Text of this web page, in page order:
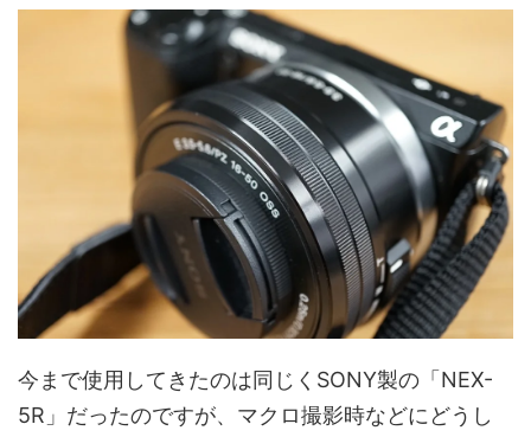
今まで使用してきたのは同じくSONY製の「NEX-
5R」だったのですが、マクロ撮影時などにどうし